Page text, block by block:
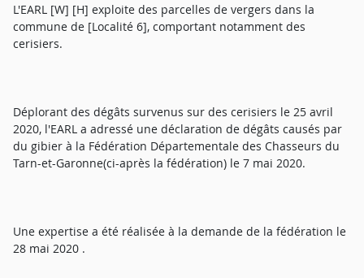
L'EARL [W] [H] exploite des parcelles de vergers dans la
commune de [Localité 6], comportant notamment des
cerisiers.
Déplorant des dégâts survenus sur des cerisiers le 25 avril
2020, l'EARL a adressé une déclaration de dégâts causés par
du gibier à la Fédération Départementale des Chasseurs du
Tarn-et-Garonne(ci-après la fédération) le 7 mai 2020.
Une expertise a été réalisée à la demande de la fédération le
28 mai 2020 .